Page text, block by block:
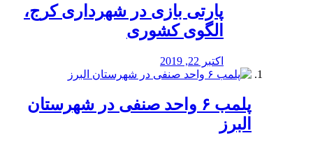
پارتی بازی در شهرداری کرج،
الگوی کشوری
اکتبر 22, 2019
پلمب ۶ واحد صنفی در شهرستان
البرز